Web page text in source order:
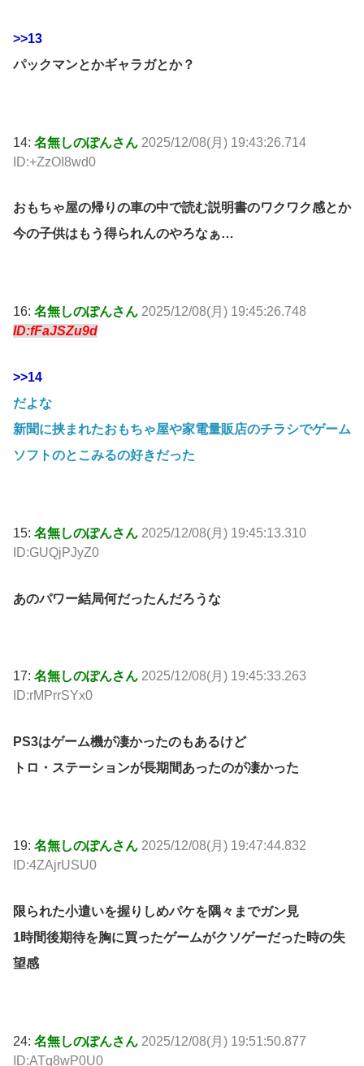
>>13
パックマンとかギャラガとか？
14: 名無しのぽんさん 2025/12/08(月) 19:43:26.714
ID:+ZzOI8wd0
おもちゃ屋の帰りの車の中で読む説明書のワクワク感とか
今の子供はもう得られんのやろなぁ…
16: 名無しのぽんさん 2025/12/08(月) 19:45:26.748
ID:fFaJSZu9d
>>14
だよな
新聞に挟まれたおもちゃ屋や家電量販店のチラシでゲーム
ソフトのとこみるの好きだった
15: 名無しのぽんさん 2025/12/08(月) 19:45:13.310
ID:GUQjPJyZ0
あのパワー結局何だったんだろうな
17: 名無しのぽんさん 2025/12/08(月) 19:45:33.263
ID:rMPrrSYx0
PS3はゲーム機が凄かったのもあるけど
トロ・ステーションが長期間あったのが凄かった
19: 名無しのぽんさん 2025/12/08(月) 19:47:44.832
ID:4ZAjrUSU0
限られた小遣いを握りしめパケを隅々までガン見
1時間後期待を胸に買ったゲームがクソゲーだった時の失
望感
24: 名無しのぽんさん 2025/12/08(月) 19:51:50.877
ID:ATq8wP0U0